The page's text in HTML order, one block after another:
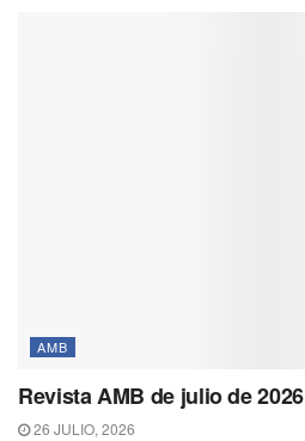
AMB
Revista AMB de julio de 2026
26 JULIO, 2026